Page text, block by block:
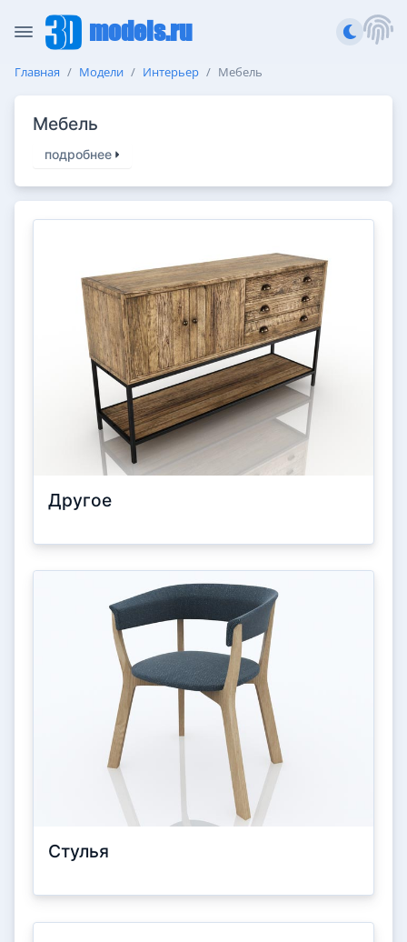
models.ru
Главная Модели Интерьер Мебель
Мебель
подробнее
Другое
Стулья